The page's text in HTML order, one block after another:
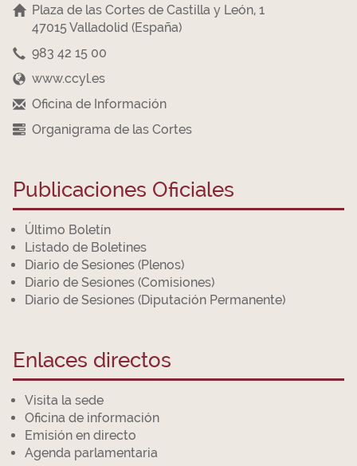
Plaza de las Cortes de Castilla y León, 1
47015 Valladolid (España)
983 42 15 00
www.ccyl.es
Oficina de Información
Organigrama de las Cortes
Publicaciones Oficiales
Último Boletín
Listado de Boletines
Diario de Sesiones (Plenos)
Diario de Sesiones (Comisiones)
Diario de Sesiones (Diputación Permanente)
Enlaces directos
Visita la sede
Oficina de información
Emisión en directo
Agenda parlamentaria